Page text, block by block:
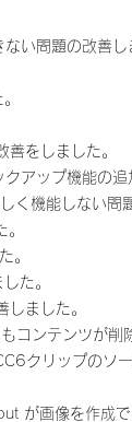
い問題の改善し
をしました。
アップ機能の追
機能しない問
。
た。
ました。
コンテンツが削
クリップのソ
が画像を作成で